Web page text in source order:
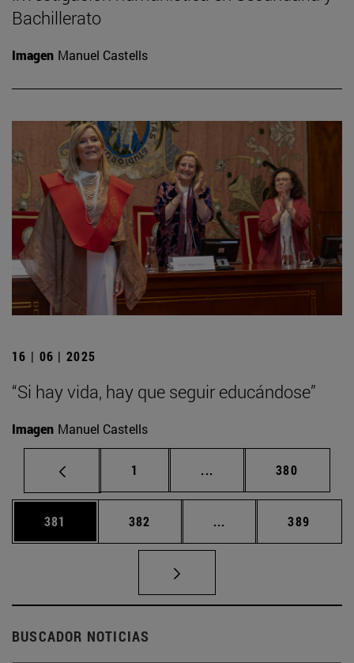
Bachillerato
Imagen Manuel Castells
16 | 06 | 2025
“Si hay vida, hay que seguir educándose”
Imagen Manuel Castells
Página
1 ... Páginas intermedias
Página
380
Página
381 Página
382 ... Páginas intermedias
Página
389
BUSCADOR NOTICIAS